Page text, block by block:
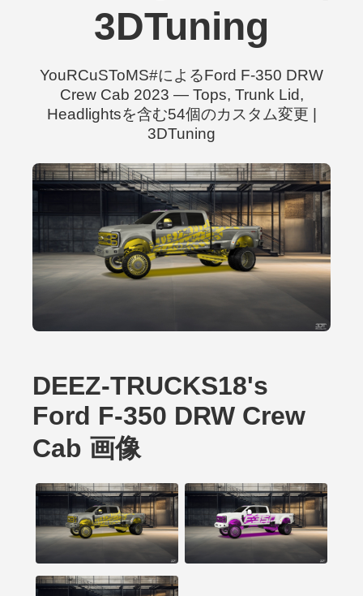
3DTuning
YouRCuSToMS#によるFord F-350 DRW
Crew Cab 2023 — Tops, Trunk Lid,
Headlightsを含む54個のカスタム変更 |
3DTuning
DEEZ-TRUCKS18's
Ford F-350 DRW Crew
Cab 画像